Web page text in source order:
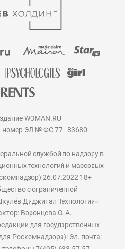
WOMAN.RU
номер ЭЛ № ФС 77 - 83680
службой по надзору в
технологий и массовых
26.07.2022 18+
с ограниченной
Диджитал Технологии»
Воронцева О. А.
для государственных
Роскомнадзора): Эл. почта: